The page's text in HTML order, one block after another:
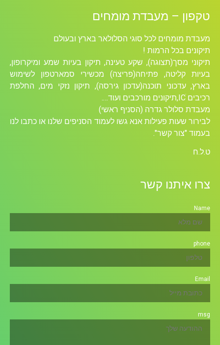
טקפון – מעבדת מומחים
מעבדת מומחים לכל סוגי הסלולאר בארץ ובעולם
תיקונים בכל הרמות !
תיקוני מסך(תצוגה), שקע טעינה, תיקון בעיות שמע ומיקרופון,
בעיות קליטה, פתיחה(פריצה) מכשירי סמארטפון לשימוש
בארץ, עדכוני תוכנה(עדכון גירסה), תיקון נזקי מים, החלפת
רכיבים ICׁ,תיקונים מורכבים ועוד….
מעבדת סלולר גדרה (הסניף ראשי)
לבירור שעות פעילות אנא גשו לעמוד הסניפים שלנו או כתבו לנו
בעמוד "צור קשר".
ט.ל.ח
צרו איתנו קשר
Name
phone
Email
msg